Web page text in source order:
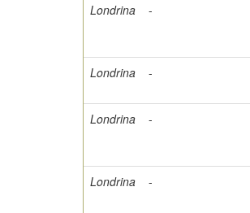
Londrina -
Londrina
-
Londrina
-
Londrina -